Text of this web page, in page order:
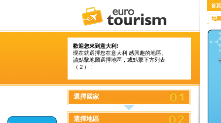
歡迎您來到意大利!
現在就選擇您在意大利 感興趣的地區。
請點擊地圖選擇地區，或點擊下方列表
（２）！
選擇國家
選擇地區
首頁
地圖